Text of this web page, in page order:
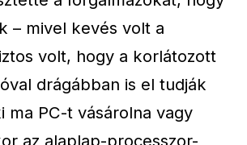
– mivel kevés volt a
volt, hogy a korlátozott
drágábban is el tudják
ma PC-t vásárolna vagy
az alaplap-processzor-